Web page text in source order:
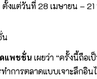
งแต่วันที่ 28 เมษายน –
น
ชชั่น เผยว่า “ครั้งนี้ถือ
การตลาดแบบเจาะลึก